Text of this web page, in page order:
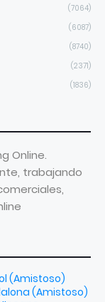
(7064)
(6087)
(8740)
(2371)
(1836)
Online.
trabajando
(Amistoso)
(Amistoso)